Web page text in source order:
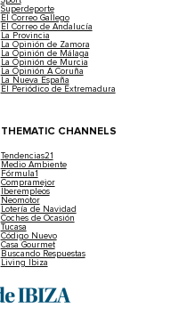
Superdeporte
El Correo Gallego
El Correo de Andalucía
La Provincia
La Opinión de Zamora
La Opinión de Málaga
La Opinión de Murcia
La Opinión A Coruña
La Nueva España
El Periódico de Extremadura
THEMATIC CHANNELS
Tendencias21
Medio Ambiente
Fórmula1
Compramejor
Iberempleos
Neomotor
Lotería de Navidad
Coches de Ocasión
Tucasa
Código Nuevo
Casa Gourmet
Buscando Respuestas
Living Ibiza